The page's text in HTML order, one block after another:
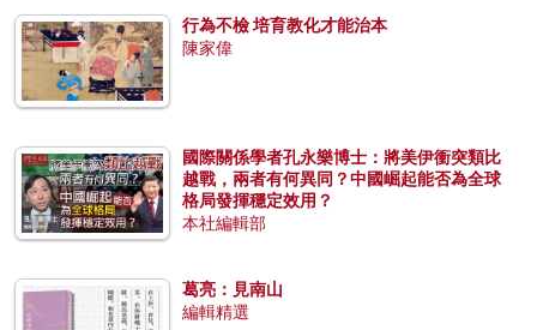
行為不檢 培育教化才能治本
陳家偉
國際關係學者孔永樂博士：將美伊衝突類比
越戰，兩者有何異同？中國崛起能否為全球
格局發揮穩定效用？
本社編輯部
葛亮：見南山
編輯精選